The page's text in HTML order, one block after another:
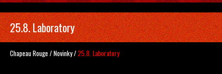
25.8. Laboratory
Chapeau Rouge /Novinky/25.8. Laboratory